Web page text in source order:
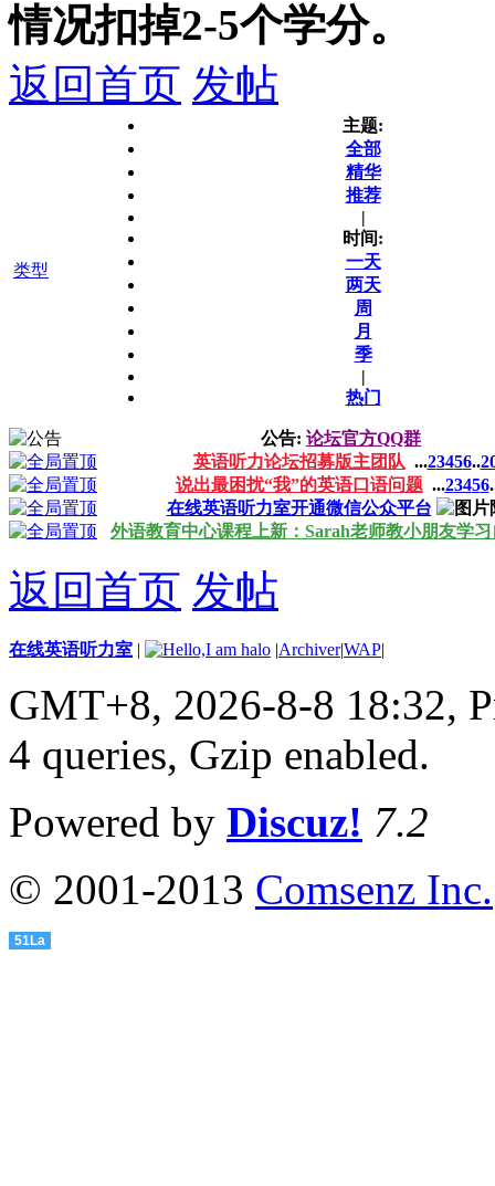
情况扣掉2-5个学分。
返回首页 发帖
类型
主题:
全部
精华
推荐
|
时间:
一天
两天
周
月
季
|
热门
公告: 论坛官方QQ群
英语听力论坛招募版主团队 ...23456..
说出最困扰“我”的英语口语问题 ...23456
在线英语听力室开通微信公众平台
外语教育中心课程上新：Sarah老师教小朋友学
返回首页 发帖
在线英语听力室 | |Archiver|WAP|
GMT+8, 2026-8-8 18:32,
4 queries, Gzip enabled.
Powered by Discuz! 7.2
© 2001-2013 Comsenz Inc.
51La